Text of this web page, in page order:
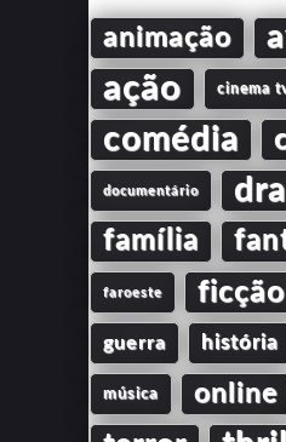
animação
ação cinema
comédia
documentário
família
faroeste
guerra história
música online